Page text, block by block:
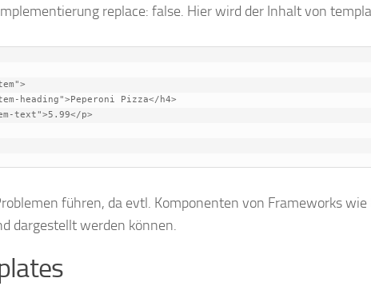
replace: false. Hier wird der Inhalt von
führen, da evtl. Komponenten von Frameworks wie
dargestellt werden können.